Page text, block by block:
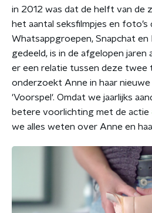
in 2012 was dat de helft van de
het aantal seksfilmpjes en foto’s
Whatsappgroepen, Snapchat
gedeeld, is in de afgelopen jaren
er een relatie tussen deze twee
onderzoekt Anne in haar
'Voorspel'. Omdat we jaarlijks
betere voorlichting met de actie
we alles weten over Anne en